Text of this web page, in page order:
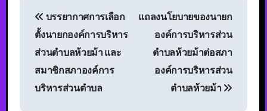
บรรยากาศการเลือก
ตั้งนายกองค์การบริหาร
ส่วนตำบลห้วยม้า และ
สมาชิกสภาองค์การ
บริหารส่วนตำบล
แถลงนโยบายของนายก
องค์การบริหารส่วน
ตำบลห้วยม้าต่อสภา
องค์การบริหารส่วน
ตำบลห้วยม้า